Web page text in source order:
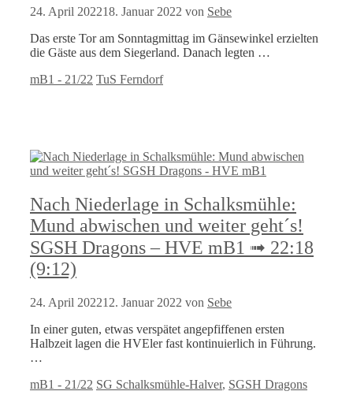
24. April 202218. Januar 2022 von Sebe
Das erste Tor am Sonntagmittag im Gänsewinkel erzielten
die Gäste aus dem Siegerland. Danach legten …
Kategorien
mB1 - 21/22 Schlagwörter
TuS Ferndorf
Nach Niederlage in Schalksmühle:
Mund abwischen und weiter geht´s!
SGSH Dragons – HVE mB1 ➟ 22:18
(9:12)
24. April 202212. Januar 2022 von Sebe
In einer guten, etwas verspätet angepfiffenen ersten
Halbzeit lagen die HVEler fast kontinuierlich in Führung.
…
Kategorien
mB1 - 21/22 Schlagwörter
SG Schalksmühle-Halver, SGSH Dragons